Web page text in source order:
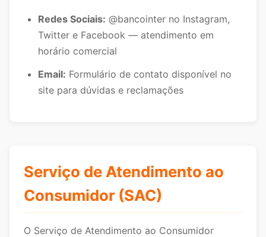
Redes Sociais: @bancointer no Instagram,
Twitter e Facebook — atendimento em
horário comercial
Email: Formulário de contato disponível no
site para dúvidas e reclamações
Serviço de Atendimento ao
Consumidor (SAC)
O Serviço de Atendimento ao Consumidor